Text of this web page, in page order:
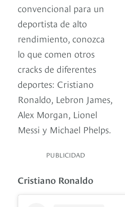
convencional para un
deportista de alto
rendimiento, conozca
lo que comen otros
cracks de diferentes
deportes: Cristiano
Ronaldo, Lebron James,
Alex Morgan, Lionel
Messi y Michael Phelps.
PUBLICIDAD
Cristiano Ronaldo